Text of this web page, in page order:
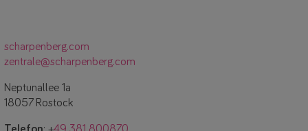
scharpenberg.com
zentrale@scharpenberg.com
Neptunallee 1a
18057 Rostock